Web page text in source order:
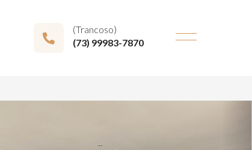
(Trancoso)
(73) 99983-7870